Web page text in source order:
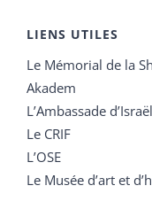
LIENS UTILES
Le Mémorial de la
Akadem
L’Ambassade d’Israël
Le CRIF
L’OSE
Le Musée d’art et